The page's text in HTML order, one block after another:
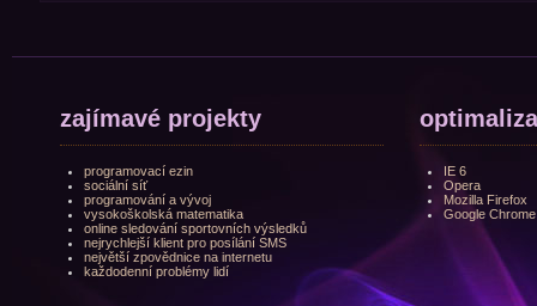
zajímavé projekty
programovací ezin
sociální síť
programování a vývoj
vysokoškolská matematika
online sledování sportovních výsledků
nejrychlejší klient pro posílání SMS
největší zpovědnice na internetu
každodenní problémy lidí
IE 6
Opera
Mozilla Firefox
Google Chrome